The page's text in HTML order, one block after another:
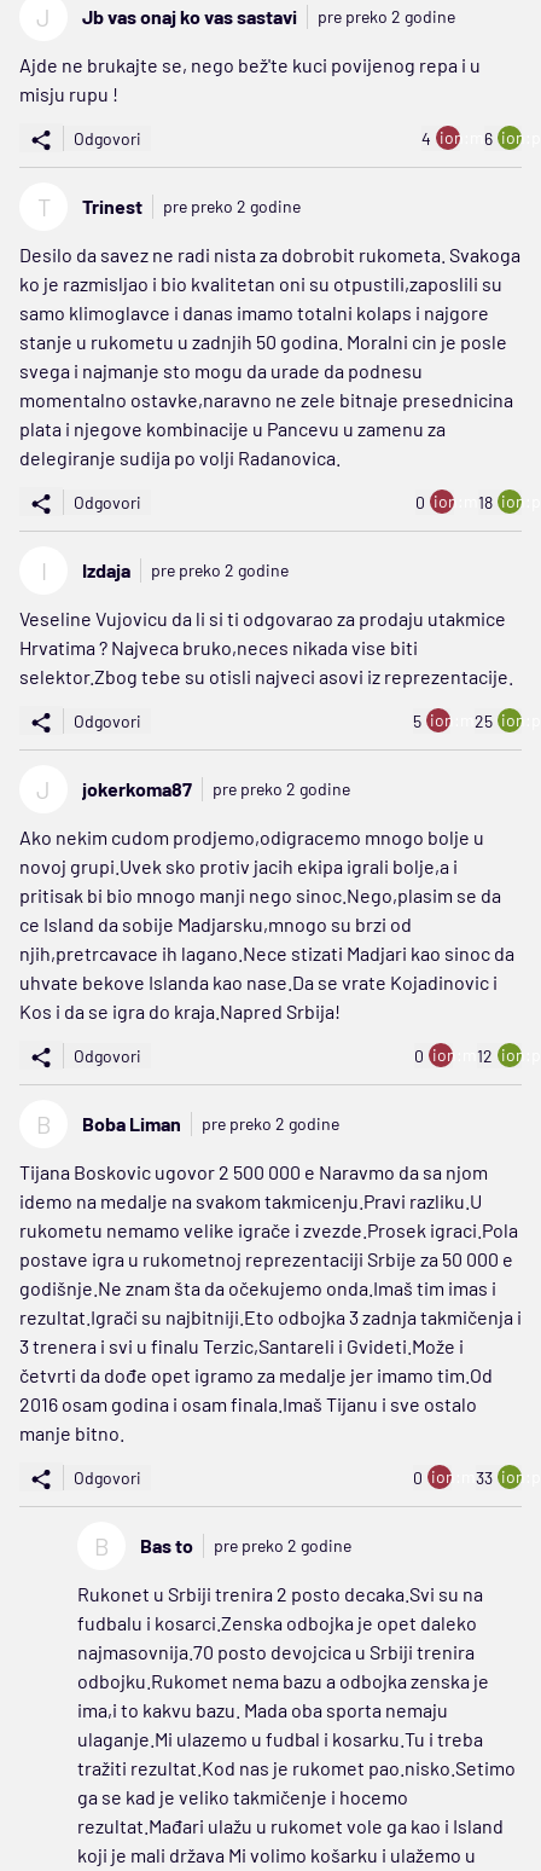
J Jb vas onaj ko vas sastavi pre preko 2 godine
Ajde ne brukajte se, nego bež'te kuci povijenog repa i u
misju rupu !
Odgovori 4 ion:minus
6
T Trinest pre preko 2 godine
Desilo da savez ne radi nista za dobrobit rukometa. Svakoga
ko je razmisljao i bio kvalitetan oni su otpustili,zaposlili su
samo klimoglavce i danas imamo totalni kolaps i najgore
stanje u rukometu u zadnjih 50 godina. Moralni cin je posle
svega i najmanje sto mogu da urade da podnesu
momentalno ostavke,naravno ne zele bitnaje presednicina
plata i njegove kombinacije u Pancevu u zamenu za
delegiranje sudija po volji Radanovica.
Odgovori 0 ion:minus
18
I Izdaja pre preko 2 godine
Veseline Vujovicu da li si ti odgovarao za prodaju utakmice
Hrvatima ? Najveca bruko,neces nikada vise biti
selektor.Zbog tebe su otisli najveci asovi iz reprezentacije.
Odgovori 5 ion:minus
25
J jokerkoma87 pre preko 2 godine
Ako nekim cudom prodjemo,odigracemo mnogo bolje u
novoj grupi.Uvek sko protiv jacih ekipa igrali bolje,a i
pritisak bi bio mnogo manji nego sinoc.Nego,plasim se da
ce Island da sobije Madjarsku,mnogo su brzi od
njih,pretrcavace ih lagano.Nece stizati Madjari kao sinoc da
uhvate bekove Islanda kao nase.Da se vrate Kojadinovic i
Kos i da se igra do kraja.Napred Srbija!
Odgovori 0 ion:minus
12
B Boba Liman pre preko 2 godine
Tijana Boskovic ugovor 2 500 000 e Naravmo da sa njom
idemo na medalje na svakom takmicenju.Pravi razliku.U
rukometu nemamo velike igrače i zvezde.Prosek igraci.Pola
postave igra u rukometnoj reprezentaciji Srbije za 50 000 e
godišnje.Ne znam šta da očekujemo onda.Imaš tim imas i
rezultat.Igrači su najbitniji.Eto odbojka 3 zadnja takmičenja i
3 trenera i svi u finalu Terzic,Santareli i Gvideti.Može i
četvrti da dođe opet igramo za medalje jer imamo tim.Od
2016 osam godina i osam finala.Imaš Tijanu i sve ostalo
manje bitno.
Odgovori 0 ion:minus
33
B Bas to pre preko 2 godine
Rukonet u Srbiji trenira 2 posto decaka.Svi su na
fudbalu i kosarci.Zenska odbojka je opet daleko
najmasovnija.70 posto devojcica u Srbiji trenira
odbojku.Rukomet nema bazu a odbojka zenska je
ima,i to kakvu bazu. Mada oba sporta nemaju
ulaganje.Mi ulazemo u fudbal i kosarku.Tu i treba
tražiti rezultat.Kod nas je rukomet pao.nisko.Setimo
ga se kad je veliko takmičenje i hocemo
rezultat.Mađari ulažu u rukomet vole ga kao i Island
koji je mali država Mi volimo košarku i ulažemo u